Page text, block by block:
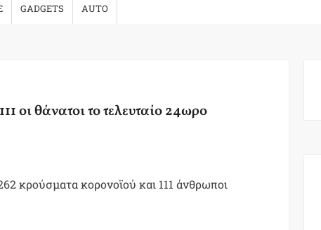
GADGETS AUTO
οι θάνατοι το τελευταίο 24ωρο
κρούσματα κορονοϊού και 111 άνθρωποι